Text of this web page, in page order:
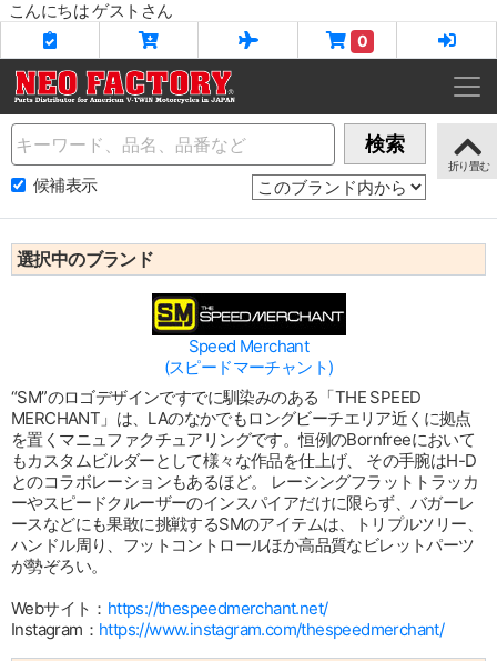
こんにちは ゲストさん
0
Name 検索
候補表示
選択中のブランド
Speed Merchant
(スピードマーチャント)
“SM”のロゴデザインですでに馴染みのある「THE SPEED
MERCHANT」は、LAのなかでもロングビーチエリア近くに拠点
を置くマニュファクチュアリングです。恒例のBornfreeにおいて
もカスタムビルダーとして様々な作品を仕上げ、 その手腕はH-D
とのコラボレーションもあるほど。 レーシングフラットトラッカ
ーやスピードクルーザーのインスパイアだけに限らず、バガーレ
ースなどにも果敢に挑戦するSMのアイテムは、トリプルツリー、
ハンドル周り、フットコントロールほか高品質なビレットパーツ
が勢ぞろい。
Webサイト： https://thespeedmerchant.net/
Instagram： https://www.instagram.com/thespeedmerchant/